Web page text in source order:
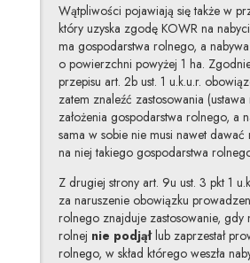
Wątpliwości pojawiają się także w
który uzyska zgodę KOWR na
ma gospodarstwa rolnego, a
o powierzchni powyżej 1 ha.
przepisu art. 2b ust. 1 u.k.u.r.
zatem znaleźć zastosowania
założenia gospodarstwa rolnego, a
sama w sobie nie musi nawet dawać
na niej takiego gospodarstwa
Z drugiej strony art. 9u ust. 3 pkt 1
za naruszenie obowiązku
rolnego znajduje zastosowanie, gdy
rolnej nie podjąłlub zaprzestał
rolnego, w skład którego weszła